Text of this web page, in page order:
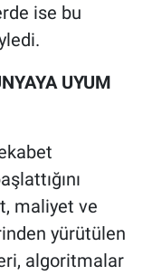
ise bu
UYUM
maliyet ve
yürütülen
algoritmalar